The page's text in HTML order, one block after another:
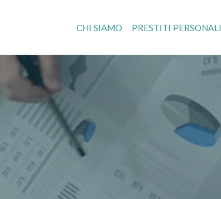
CHI SIAMO PRESTITI PERSONALI